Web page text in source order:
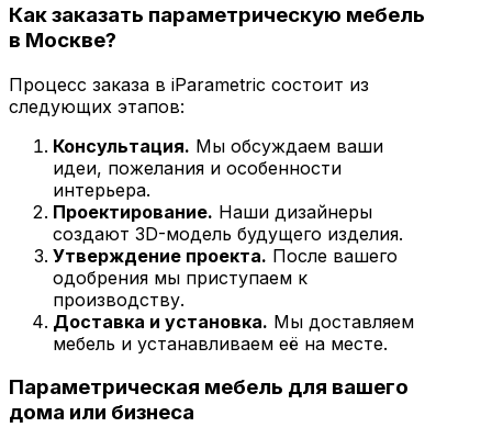
Как заказать параметрическую мебель
в Москве?
Процесс заказа в iParametric состоит из
следующих этапов:
Консультация. Мы обсуждаем ваши
идеи, пожелания и особенности
интерьера.
Проектирование. Наши дизайнеры
создают 3D-модель будущего изделия.
Утверждение проекта. После вашего
одобрения мы приступаем к
производству.
Доставка и установка. Мы доставляем
мебель и устанавливаем её на месте.
Параметрическая мебель для вашего
дома или бизнеса